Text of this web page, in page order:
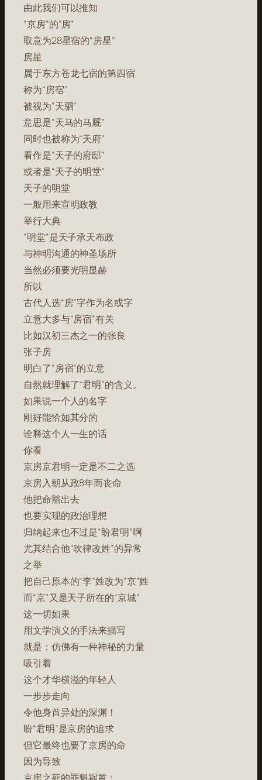
由此我们可以推知
“京房”的“房”
取意为28星宿的“房星”
房星
属于东方苍龙七宿的第四宿
称为“房宿”
被视为“天驷”
意思是“天马的马厩”
同时也被称为“天府”
看作是“天子的府邸”
或者是“天子的明堂”
天子的明堂
一般用来宣明政教
举行大典
“明堂”是天子承天布政
与神明沟通的神圣场所
当然必须要光明显赫
所以
古代人选“房”字作为名或字
立意大多与“房宿”有关
比如汉初三杰之一的张良
张子房
明白了“房宿”的立意
自然就理解了“君明”的含义。
如果说一个人的名字
刚好能恰如其分的
诠释这个人一生的话
你看
京房京君明一定是不二之选
京房入朝从政8年而丧命
他把命豁出去
也要实现的政治理想
归纳起来也不过是“盼君明”啊
尤其结合他“吹律改姓”的异常
之举
把自己原本的“李”姓改为“京”姓
而“京”又是天子所在的“京城”
这一切如果
用文学演义的手法来描写
就是：仿佛有一种神秘的力量
吸引着
这个才华横溢的年轻人
一步步走向
令他身首异处的深渊！
盼“君明”是京房的追求
但它最终也要了京房的命
因为导致